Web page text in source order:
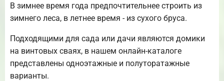
В зимнее время года предпочтительнее строить из
зимнего леса, в летнее время - из сухого бруса.
Подходящими для сада или дачи являются домики
на винтовых сваях, в нашем онлайн-каталоге
представлены одноэтажные и полуторатажные
варианты.